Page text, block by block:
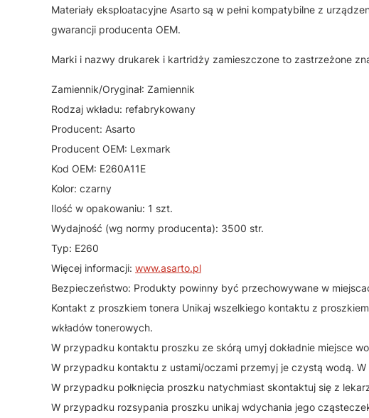
Materiały eksploatacyjne Asarto są w pełni kompatybilne z
gwarancji producenta OEM.
Marki i nazwy drukarek i kartridży zamieszczone to zastrzeżone
Zamiennik/Oryginał: Zamiennik
Rodzaj wkładu: refabrykowany
Producent: Asarto
Producent OEM: Lexmark
Kod OEM: E260A11E
Kolor: czarny
Ilość w opakowaniu: 1 szt.
Wydajność (wg normy producenta): 3500 str.
Typ: E260
Więcej informacji: www.asarto.pl
Bezpieczeństwo: Produkty powinny być przechowywane w
Kontakt z proszkiem tonera Unikaj wszelkiego kontaktu z
wkładów tonerowych.
W przypadku kontaktu proszku ze skórą umyj dokładnie miejsce
W przypadku kontaktu z ustami/oczami przemyj je czystą wodą.
W przypadku połknięcia proszku natychmiast skontaktuj się z
W przypadku rozsypania proszku unikaj wdychania jego